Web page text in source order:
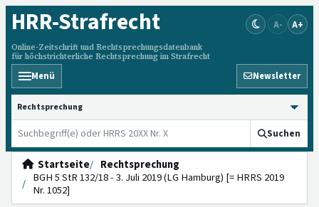
HRR-Strafrecht
Online-Zeitschrift und Rechtsprechungsdatenbank
für höchstrichterliche Rechtsprechung im Strafrecht
A- A+
Menü Newsletter
HRRS durchsuchen
Suchen
Startseite
Rechtsprechung
BGH 5 StR 132/18 - 3. Juli 2019 (LG Hamburg) [= HRRS 2019
Nr. 1052]